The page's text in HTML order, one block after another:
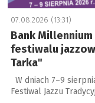
07.08.2026 (13:31)
Bank
festiwalu
Tarka"
W dniach 7–9
Festiwal Jazzu